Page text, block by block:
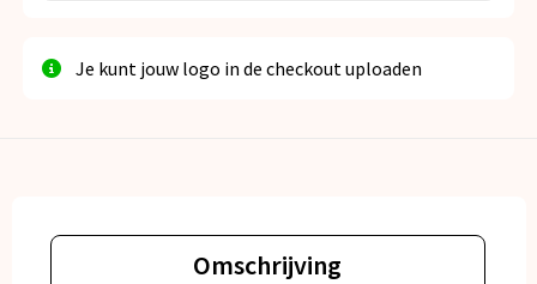
Je kunt jouw logo in de checkout uploaden
Omschrijving